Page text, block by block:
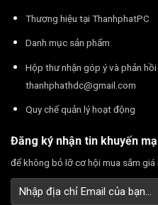
Thương hiệu tại ThanhphatPC
Danh mục sản phẩm
Hộp thư nhận góp ý và phản
thanhphathdc@gmail.com
Quy chế quản lý hoạt động
Đăng ký nhận tin khuyến
để không bỏ lỡ cơ hội mua sắm giá